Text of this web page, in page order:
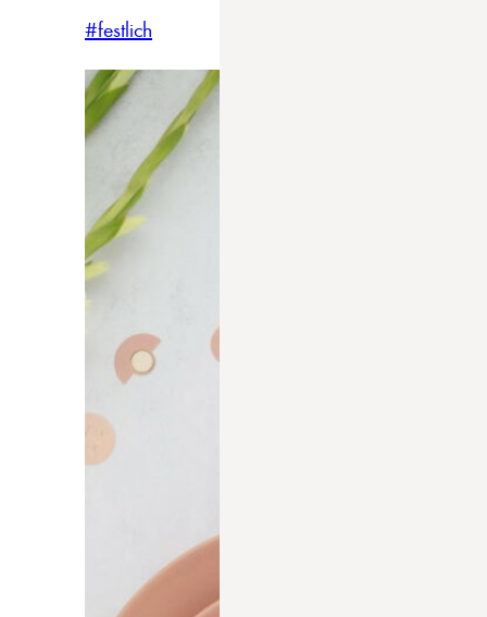
#festlich